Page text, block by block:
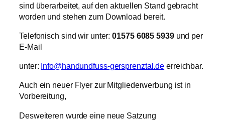
sind überarbeitet, auf den aktuellen Stand gebracht
worden und stehen zum Download bereit.
Telefonisch sind wir unter:01575 6085 5939und per
E-Mail
unter: Info@handundfuss-gersprenztal.de erreichbar.
Auch ein neuer Flyer zur Mitgliederwerbung ist in
Vorbereitung,
Desweiteren wurde eine neue Satzung